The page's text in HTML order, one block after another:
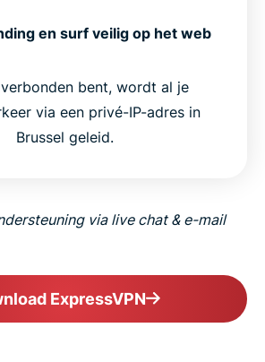
en surf veilig op het web
bent, wordt al je
via een privé-IP-adres in
Brussel geleid.
via live chat & e-mail
ExpressVPN